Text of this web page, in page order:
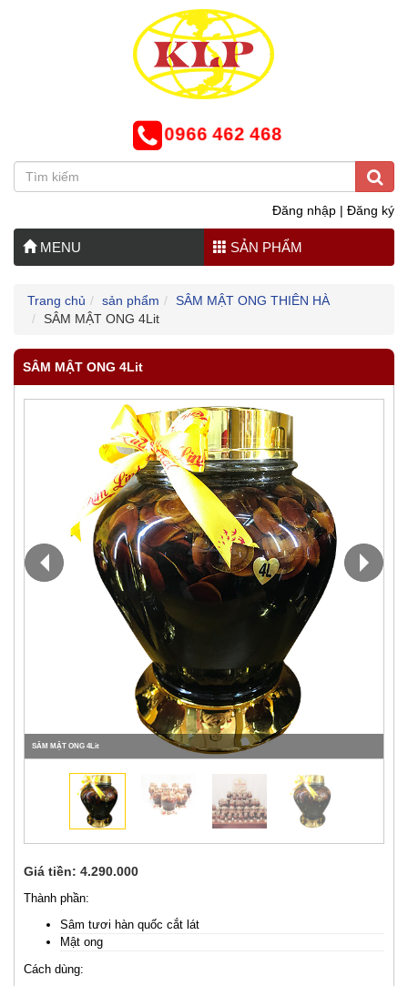
0966 462 468
Đăng nhập | Đăng ký
MENU SẢN PHẨM
Trang chủ sản phẩm
SÂM MẬT ONG THIÊN HÀ
SÂM MẬT ONG 4Lit
SÂM MẬT ONG 4Lit
SÂM MẬT ONG 4Lit
Giá tiền: 4.290.000
Thành phần:
Sâm tươi hàn quốc cắt lát
Mật ong
​Cách dùng: